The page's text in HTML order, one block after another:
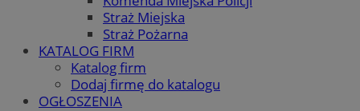
Straż Miejska
Straż Pożarna
KATALOG FIRM
Katalog firm
Dodaj firmę do katalogu
OGŁOSZENIA